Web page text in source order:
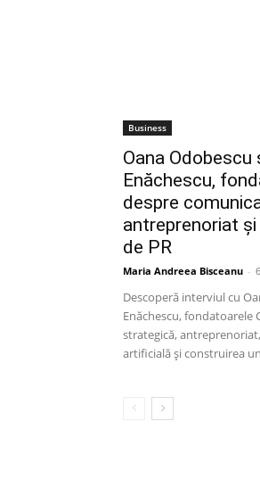
Business
Oana Odobescu
Enăchescu,
despre
antreprenoriat
de PR
Maria Andreea Bisceanu -
Descoperă interviul cu
Enăchescu, fondatoarele
strategică,
artificială și construirea